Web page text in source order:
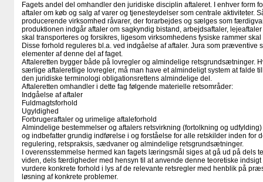
Fagets andel del omhandler den juridiske disciplin aftaleret. I enhver form
aftaler om køb og salg af varer og tjenesteydelser som centrale aktiviteter.
producerende virksomhed råvarer, der forarbejdes og sælges som
produktionen indgår aftaler om sagkyndig bistand, arbejdsaftaler,
skal transporteres og forsikres, ligesom virksomhedens fysiske rammer
Disse forhold reguleres bl.a. ved indgåelse af aftaler. Jura som præventive
elementer af denne del af faget.
Aftaleretten bygger både på lovregler og almindelige retsgrundsætninger.
særlige aftaleretlige lovregler, må man have et almindeligt system at falde
den juridiske terminologi obligationsrettens almindelige del.
Aftaleretten omhandler i dette fag følgende materielle retsområder:
Indgåelse af aftaler
Fuldmagtsforhold
Ugyldighed
Forbrugeraftaler og urimelige aftaleforhold
Almindelige bestemmelser og aftalers retsvirkning (fortolkning og udfylding)
og indbefatter grundig indførelse i og forståelse for alle retskilder inden for
regulering, retspraksis, sædvaner og almindelige retsgrundsætninger.
I overensstemmelse hermed kan fagets læringsmål siges at gå ud på dels
viden, dels færdigheder med hensyn til at anvende denne teoretiske
vurdere konkrete forhold i lys af de relevante retsregler med henblik på
løsning af konkrete problemer.